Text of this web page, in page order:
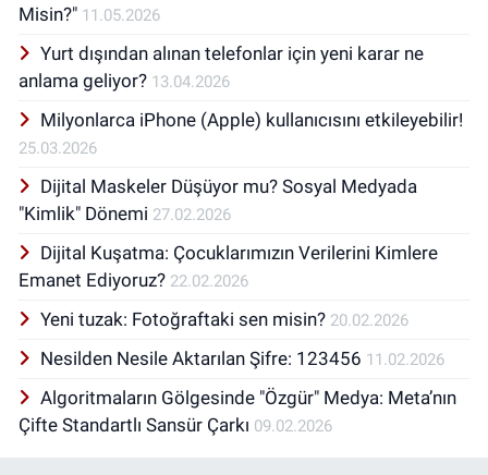
özel sektörde dijital pazarlama ve sosyal
Özcan, çeşitli kurumlara sosyal medya
okuryazarlığı ve kadın girişimciler için dijital
pazarlama eğitimleri vermiştir.
Misin?" 11.05.2026
Yurt dışından alınan telefonlar için yeni karar ne
anlama geliyor? 13.04.2026
Milyonlarca iPhone (Apple) kullanıcısını etkileyebilir!
25.03.2026
Dijital Maskeler Düşüyor mu? Sosyal Medyada
"Kimlik" Dönemi 27.02.2026
Dijital Kuşatma: Çocuklarımızın Verilerini Kimlere
Emanet Ediyoruz? 22.02.2026
Yeni tuzak: Fotoğraftaki sen misin? 20.02.2026
Nesilden Nesile Aktarılan Şifre: 123456 11.02.2026
Algoritmaların Gölgesinde "Özgür" Medya: Meta’nın
Çifte Standartlı Sansür Çarkı 09.02.2026